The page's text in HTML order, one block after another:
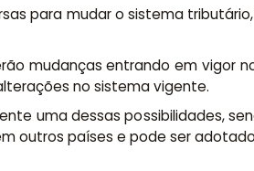
para mudar o sistema
mudanças entrando em vigor
no sistema vigente.
uma dessas possibilidades,
outros países e pode ser adotado